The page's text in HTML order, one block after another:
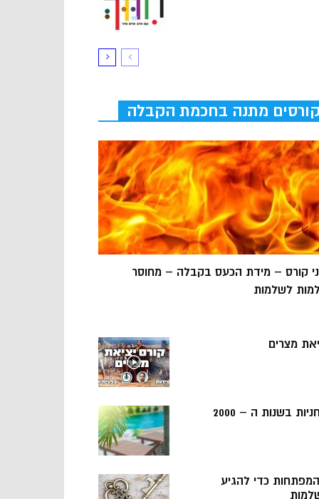
קורסים מתנה בחכמת הקבלה
קורס – מידת הכעס בקבלה – מחוסר
לשלמות
מצרים
בשנות ה – 2000
5 המפתחות כדי להגיע